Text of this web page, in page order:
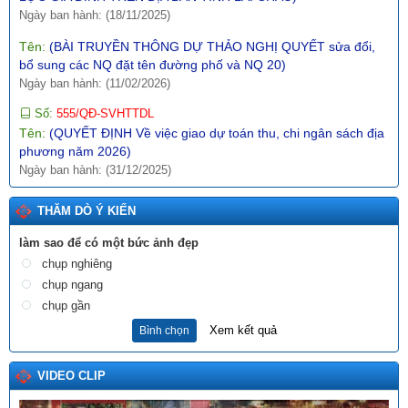
Tên: (BÀI TRUYỀN THÔNG DỰ THẢO NGHỊ QUYẾT sửa đổi,
Ngày ban hành: (11/02/2026)
Số:555/QĐ-SVHTTDL
phương năm 2026)
Ngày ban hành: (31/12/2025)
Số:289/2025/NĐ-CP
Tên:(NGHỊ ĐỊNH Hướng dẫn thi hành Nghị quyết số
197/2025/QH15 ngày 17 tháng 5 năm 2025 của Quốc hội về
một số cơ chế, chính sách đặc biệt tạo đột phá trong xây dựng
và tổ chức thi hành pháp luật)
Ngày ban hành: (10/12/2025)
Số:1987/SVHTTDL-VP
Tên:(V/v định hướng nội dung phổ biến, giáo dục pháp luật
Ngày ban hành: (03/06/2026)
Tên:(BÀI TRUYỀN THÔNG DỰ THẢO NGHỊ QUYẾT QUY
ĐỊNH NỘI DUNG, MỨC CHI MỘT SỐ HOẠT ĐỘNG VĂN HÓA,
THĂM DÒ Ý KIẾN
làm sao để có một bức ảnh đẹp
chụp nghiêng
chụp ngang
chụp gần
Bình chọn Xem kết quả
VIDEO CLIP